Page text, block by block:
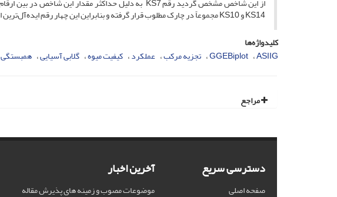
KS14 و KS10 مجموعاً در چارک مطلوب قرار گرفته و بنابراین این چهار رقم ایده‌آل‌ترین ارقام بر اساس نتایج این پژوهش معرفی گردید.
کلیدواژه‌ها
ASIIG
GGEBiplot تجزیه مرکب عملکرد کیفیت میوه گلابی آسیایی همبستگی
مراجع
دسترسی سریع
صفحه اصلی
آخرین اخبار
موضوعات مصوب و زمینه های پذیرش مقاله